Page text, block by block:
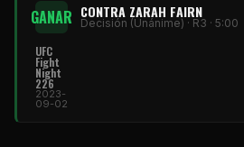
GANAR CONTRA ZARAH FAIRN
Decisión (Unánime) · R3 · 5:00
UFC
Fight
Night
226
2023-
09-02